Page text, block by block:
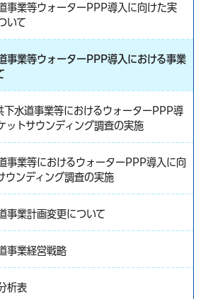
事業等ウォーターPPP導入に向けた実
いて
事業等ウォーターPPP導入における事業
下水道事業等におけるウォーターPPP導
ットサウンディング調査の実施
事業等におけるウォーターPPP導入に向
ウンディング調査の実施
事業計画変更について
事業経営戦略
析表